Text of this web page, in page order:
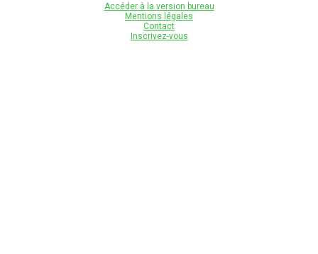
Accéder à la version bureau
Mentions légales
Contact
Inscrivez-vous